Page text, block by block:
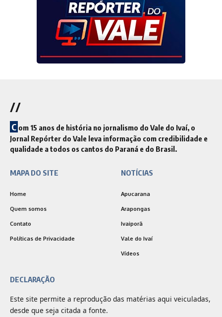
//
C om 15 anos de história no jornalismo do Vale do Ivaí, o
Jornal Repórter do Vale leva informação com credibilidade e
qualidade a todos os cantos do Paraná e do Brasil.
MAPA DO SITE
Home
Quem somos
Contato
Políticas de Privacidade
NOTÍCIAS
Apucarana
Arapongas
Ivaiporã
Vale do Ivaí
Vídeos
DECLARAÇÃO
Este site permite a reprodução das matérias aqui veiculadas,
desde que seja citada a fonte.